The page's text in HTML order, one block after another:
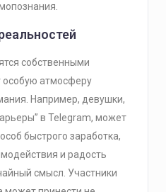
собственными
особую атмосферу
Например, девушки,
в Telegram, может
быстрого заработка,
и радость
смысл. Участники